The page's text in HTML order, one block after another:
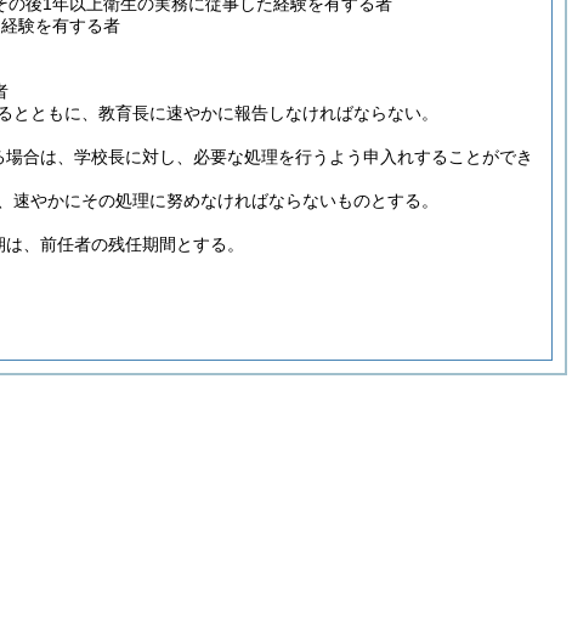
験を有する者
ともに、教育長に速やかに報告しなければならない。
合は、学校長に対し、必要な処理を行うよう申入れすることができ
やかにその処理に努めなければならないものとする。
、前任者の残任期間とする。